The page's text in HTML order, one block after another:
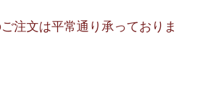
注文は平常通り承っておりま